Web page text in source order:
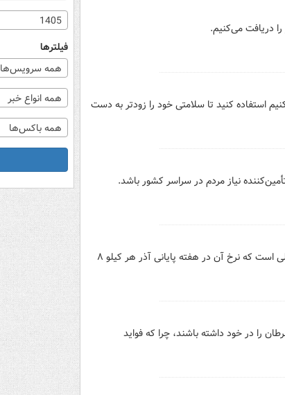
دریافت می‌کنیم.
که در ادامه معرفی می‌کنیم استفاده کنید تا سلامتی خود را زودتر به دست
نیاز مردم در سراسر کشور باشد.
گوجه فرنگی در میادین میوه و تره بار هر کیلو ۱۰ هزار تومان شد این در حالی است که نرخ آن در هفته پایانی آذر هر کیلو ۸
را در خود داشته باشند، چرا که فواید
1405
فیلترها
همه سرویس‌ها
همه انواع خبر
همه باکس‌ها